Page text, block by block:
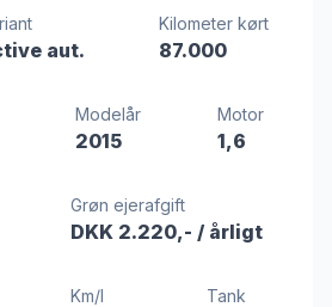
aut.
Kilometer kørt
87.000
Modelår
2015
Motor
1,6
Grøn ejerafgift
DKK 2.220,- / årligt
Km/l Tank